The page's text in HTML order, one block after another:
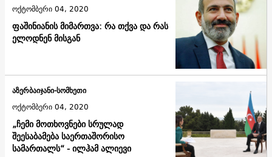
ფაშინიანის მიმართვა: რა თქვა და რას
ელოდნენ მისგან
ოქტომბერი 04, 2020
„ჩემი მოთხოვნები სრულად
შეესაბამება საერთაშორისო
სამართალს“ - ილჰამ ალიევი
აზერბაიჯანი-სომხეთი
ოქტომბერი 04, 2020